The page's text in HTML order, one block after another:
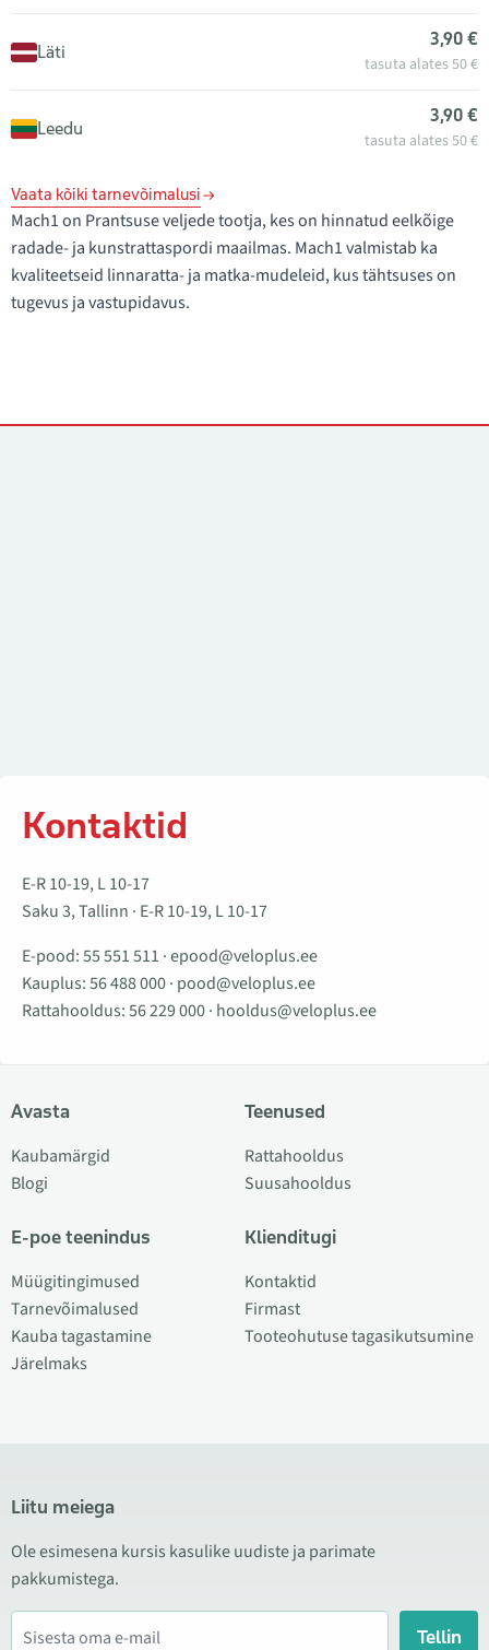
Läti
3,90 €
tasuta alates 50 €
Leedu
3,90 €
tasuta alates 50 €
Vaata kõiki tarnevõimalusi
Mach1 on Prantsuse veljede tootja, kes on hinnatud eelkõige
radade- ja kunstrattaspordi maailmas. Mach1 valmistab ka
kvaliteetseid linnaratta- ja matka-mudeleid, kus tähtsuses on
tugevus ja vastupidavus.
Kontaktid
E-R 10-19, L 10-17
Saku 3, Tallinn · E-R 10-19, L 10-17
E-pood:55 551 511 ·epood@veloplus.ee
Kauplus:56 488 000· pood@veloplus.ee
Rattahooldus:56 229 000· hooldus@veloplus.ee
Avasta
Kaubamärgid
Blogi
E-poe teenindus
Müügitingimused
Tarnevõimalused
Kauba tagastamine
Järelmaks
Teenused
Rattahooldus
Suusahooldus
Klienditugi
Kontaktid
Firmast
Tooteohutuse tagasikutsumine
Liitu meiega
Ole esimesena kursis kasulike uudiste ja parimate
pakkumistega.
Tellin